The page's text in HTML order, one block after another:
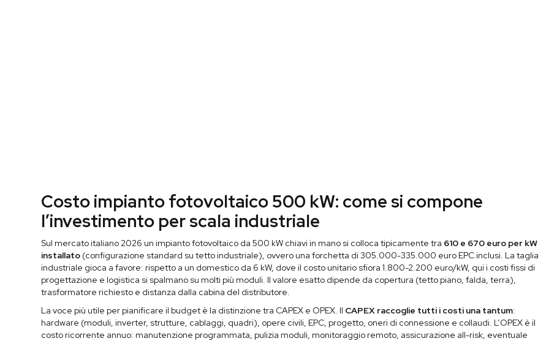
Costo impianto fotovoltaico 500 kW: come si compone
l’investimento per scala industriale
Sul mercato italiano 2026 un impianto fotovoltaico da 500 kW chiavi in mano si colloca tipicamente tra 610 e 670 euro per kW
installato (configurazione standard su tetto industriale), ovvero una forchetta di 305.000-335.000 euro EPC inclusi. La taglia
industriale gioca a favore: rispetto a un domestico da 6 kW, dove il costo unitario sfiora 1.800-2.200 euro/kW, qui i costi fissi di
progettazione e logistica si spalmano su molti più moduli. Il valore esatto dipende da copertura (tetto piano, falda, terra),
trasformatore richiesto e distanza dalla cabina del distributore.
La voce più utile per pianificare il budget è la distinzione tra CAPEX e OPEX. Il CAPEX raccoglie tutti i costi una tantum:
hardware (moduli, inverter, strutture, cablaggi, quadri), opere civili, EPC, progetto, oneri di connessione e collaudi. L’OPEX è il
costo ricorrente annuo: manutenzione programmata, pulizia moduli, monitoraggio remoto, assicurazione all-risk, eventuale